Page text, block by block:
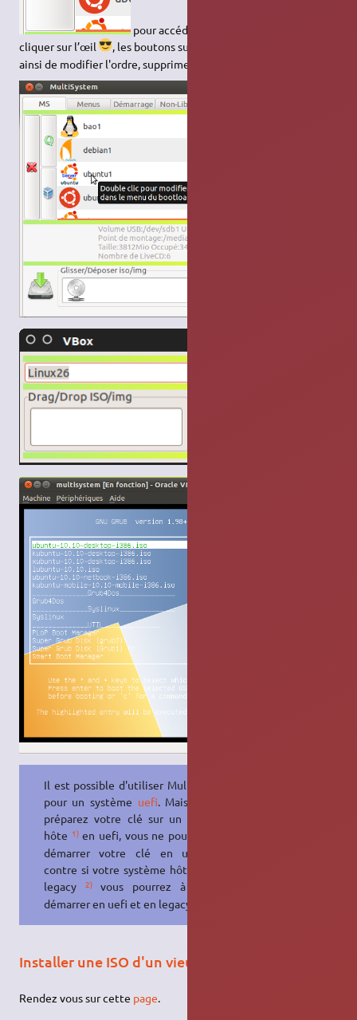
pour accéder au paramètres avancés,
cliquer sur l’œil
, les boutons sur le côté droit permettent
ainsi de modifier l'ordre, supprimer un iso…
Il est possible d'utiliser Multisystem
pour un système uefi. Mais si vous
préparez votre clé sur un système
hôte 1)en uefi, vous ne pourrez que
démarrer votre clé en uefi. Par
contre si votre système hôte est en
legacy
2)vous pourrez à la fois
démarrer en uefi et en legacy.
Installer une ISO d'un vieux Windows
Rendez vous sur cette page.